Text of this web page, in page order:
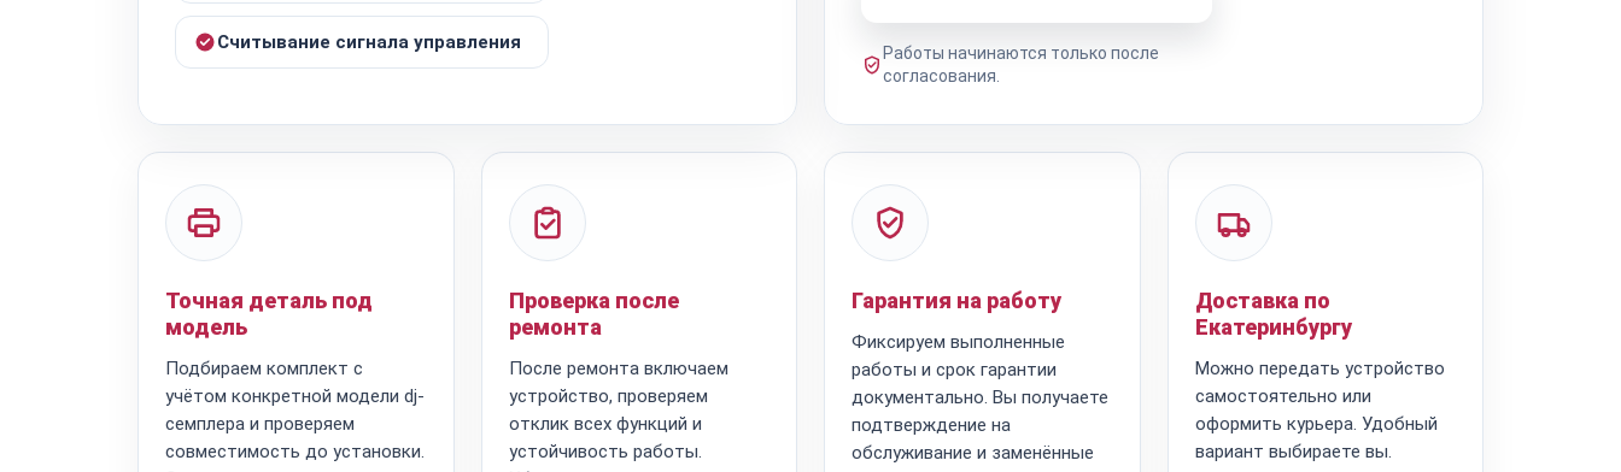
Считывание сигнала управления
Работы начинаются только после
согласования.
Точная деталь под
модель
Подбираем комплект с
учётом конкретной модели dj-
семплера и проверяем
совместимость до установки.
Проверка после
ремонта
После ремонта включаем
устройство, проверяем
отклик всех функций и
устойчивость работы.
Гарантия на работу
Фиксируем выполненные
работы и срок гарантии
документально. Вы получаете
подтверждение на
обслуживание и заменённые
Доставка по
Екатеринбургу
Можно передать устройство
самостоятельно или
оформить курьера. Удобный
вариант выбираете вы.